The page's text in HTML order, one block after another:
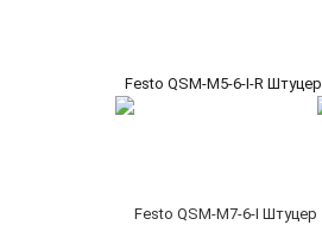
Festo QSM-M5-6-I-R Штуцер